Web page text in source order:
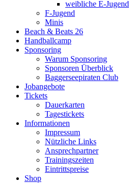
weibliche E-Jugend
F-Jugend
Minis
Beach & Beats 26
Handballcamp
Sponsoring
Warum Sponsoring
Sponsoren Überblick
Baggerseepiraten Club
Jobangebote
Tickets
Dauerkarten
Tagestickets
Informationen
Impressum
Nützliche Links
Ansprechpartner
Trainingszeiten
Eintrittspreise
Shop